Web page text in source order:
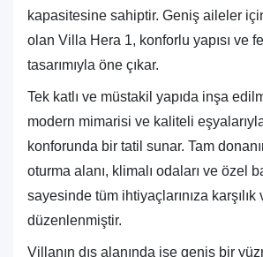
kapasitesine sahiptir. Geniş aileler
olan Villa Hera 1, konforlu yapısı ve
tasarımıyla öne çıkar.
Tek katlı ve müstakil yapıda inşa
modern mimarisi ve kaliteli
konforunda bir tatil sunar. Tam
oturma alanı, klimalı odaları ve özel
sayesinde tüm ihtiyaçlarınıza
düzenlenmiştir.
Villanın dış alanında ise geniş bir